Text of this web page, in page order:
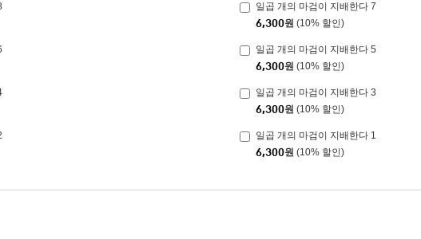
일곱 개의 마검이 지배한다 7
6,300원 (10% 할인)
일곱 개의 마검이 지배한다 5
6,300원 (10% 할인)
일곱 개의 마검이 지배한다 3
6,300원 (10% 할인)
일곱 개의 마검이 지배한다 1
6,300원 (10% 할인)